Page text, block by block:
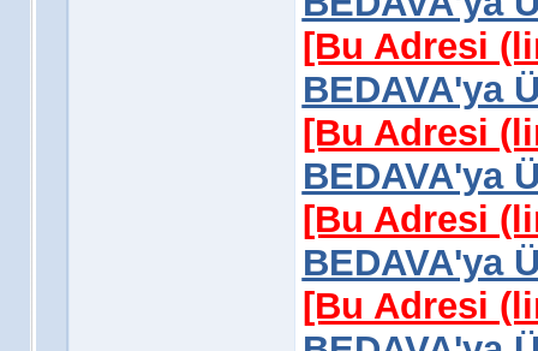
[Bu Adresi
BEDAVA'ya
[Bu Adresi
BEDAVA'ya
[Bu Adresi
BEDAVA'ya
[Bu Adresi